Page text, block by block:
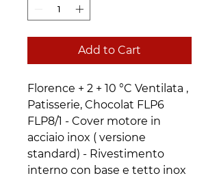
Add to Cart
Florence + 2 + 10 °C Ventilata ,
Patisserie, Chocolat FLP6
FLP8/1 - Cover motore in
acciaio inox ( versione
standard) - Rivestimento
interno con base e tetto inox